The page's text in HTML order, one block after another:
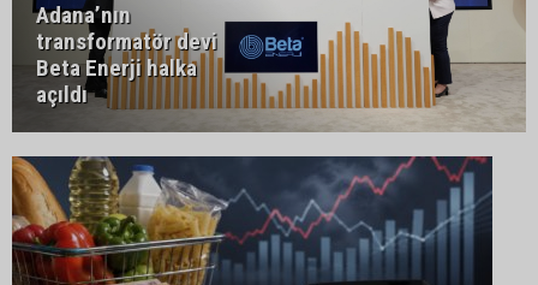
Adana’nın
transformatör devi
Beta Enerji halka
açıldı